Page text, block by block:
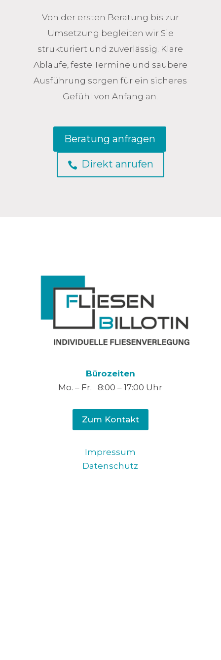
Von der ersten Beratung bis zur
Umsetzung begleiten wir Sie
strukturiert und zuverlässig. Klare
Abläufe, feste Termine und saubere
Ausführung sorgen für ein sicheres
Gefühl von Anfang an.
Beratung anfragen
 Direkt anrufen
Bürozeiten
Mo. – Fr. 8:00 – 17:00 Uhr
Zum Kontakt
Impressum
Datenschutz